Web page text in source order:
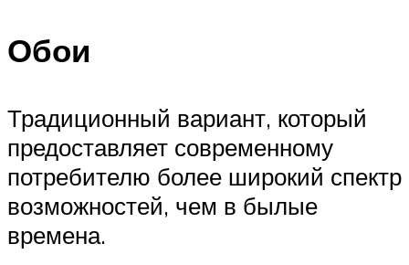
Обои
Традиционный вариант, который
предоставляет современному
потребителю более широкий спектр
возможностей, чем в былые
времена.